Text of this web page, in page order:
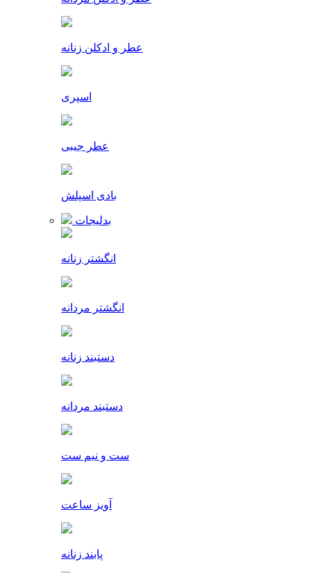
عطر و ادکلن زنانه
اسپری
عطر جیبی
بادی اسپلش
بدلیجات
انگشتر زنانه
انگشتر مردانه
دستبند زنانه
دستبند مردانه
ست و نیم ست
آویز ساعت
پابند زنانه